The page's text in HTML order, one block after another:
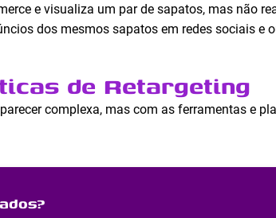
e visualiza um par de sapatos, mas não
dos mesmos sapatos em redes sociais e
de Retargeting
complexa, mas com as ferramentas e